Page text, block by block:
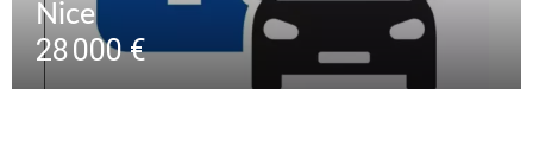
Nice
28 000 €